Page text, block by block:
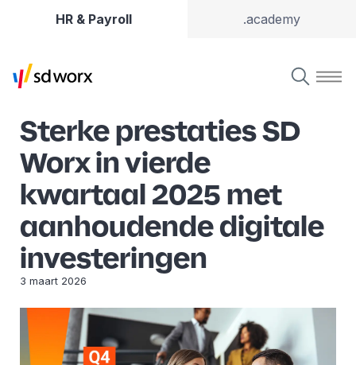
HR & Payroll .academy
Sterke prestaties SD
Worx in vierde
kwartaal 2025 met
aanhoudende digitale
investeringen
3 maart 2026